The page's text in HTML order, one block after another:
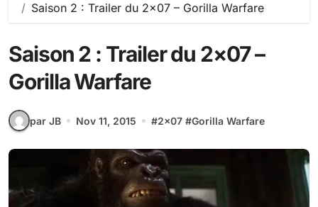
Saison 2 : Trailer du 2×07 – Gorilla Warfare
Saison 2 : Trailer du 2×07 –
Gorilla Warfare
par JB Nov 11, 2015 #2x07 #Gorilla Warfare